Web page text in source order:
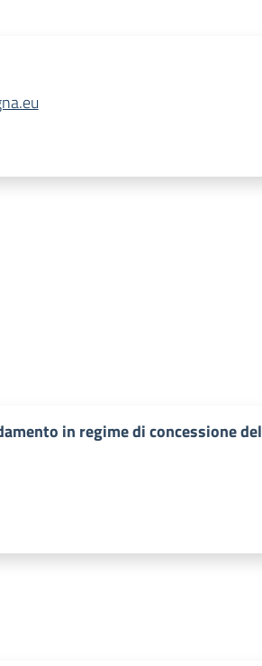
in regime di concessione del